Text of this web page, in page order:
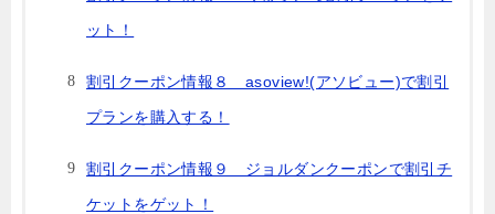
ット！
割引クーポン情報８ asoview!(アソビュー)で割引
プランを購入する！
割引クーポン情報９ ジョルダンクーポンで割引チ
ケットをゲット！